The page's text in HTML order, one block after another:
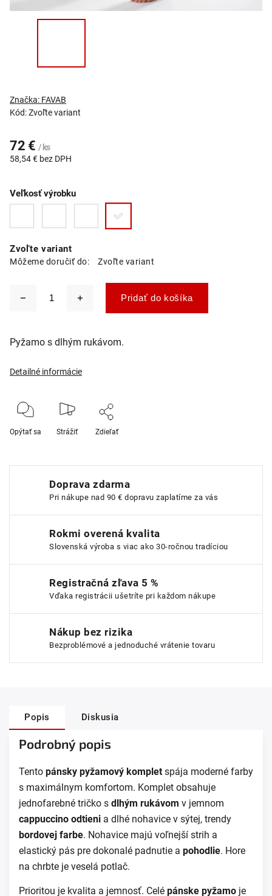
Kód:Zvoľte variant
Značka: FAVAB
72 € / ks
58,54 € bez DPH
Zvoľte variant
Môžeme doručiť do: Zvoľte variant
Veľkosť výrobku
Pridať do košíka
Pyžamo s dlhým rukávom.
Detailné informácie
Opýtať sa Strážiť Zdieľať
Doprava zdarma
Pri nákupe nad 90 € dopravu zaplatíme za vás
Rokmi overená kvalita
Slovenská výroba s viac ako 30-ročnou tradíciou
Registračná zľava 5 %
Vďaka registrácii ušetríte pri každom nákupe
Nákup bez rizika
Bezproblémové a jednoduché vrátenie tovaru
Popis Diskusia
Podrobný popis
Tento pánsky pyžamový komplet spája moderné farby
s maximálnym komfortom. Komplet obsahuje
jednofarebné tričko s dlhým rukávom v jemnom
cappuccino odtieni a dlhé nohavice v sýtej, trendy
bordovej farbe. Nohavice majú voľnejší strih a
elastický pás pre dokonalé padnutie a pohodlie. Hore
na chrbte je veselá potlač.
Prioritou je kvalita a jemnosť. Celé pánske pyžamo je